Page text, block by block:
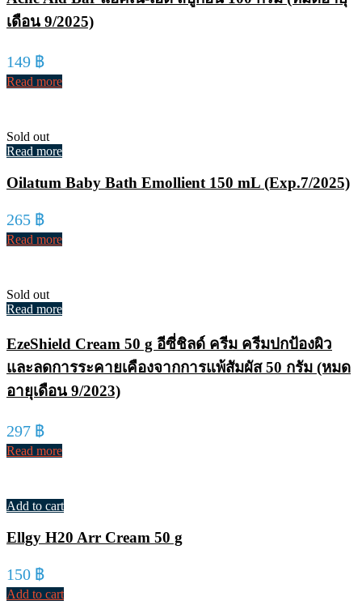
เดือน 9/2025)
149 ฿
Read more
Sold out
Read more
Oilatum Baby Bath Emollient 150 mL (Exp.7/2025)
265 ฿
Read more
Sold out
Read more
EzeShield Cream 50 g อีซี่ชิลด์ ครีม ครีมปกป้องผิว
และลดการระคายเคืองจากการแพ้สัมผัส 50 กรัม (หมด
อายุเดือน 9/2023)
297 ฿
Read more
Add to cart
Ellgy H20 Arr Cream 50 g
150 ฿
Add to cart